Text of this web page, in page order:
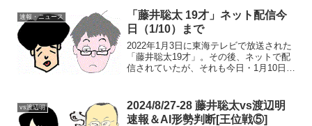
速報・ニュース
「藤井聡太 19才」ネット配信今
日（1/10）まで
2022年1月3日に東海テレビで放送された
「藤井聡太19才」。その後、ネットで配
信されていたが、それも今日・1月10日
之、深浦康市、大橋貴洸ほか。内容・第
92期ヒ...
vs渡辺明
2024/8/27-28 藤井聡太vs渡辺明
速報＆AI形勢判断[王位戦⑤]